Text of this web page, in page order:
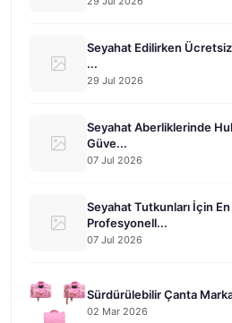
Seyahat Edilirken
...
29 Jul 2026
Seyahat Aberliklerinde
Güve...
07 Jul 2026
Seyahat Tutkunları İçin
Profesyonell...
07 Jul 2026
Sürdürülebilir Çanta
02 Mar 2026